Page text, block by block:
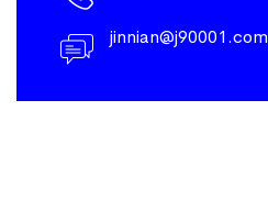
jinnian@j90001.com